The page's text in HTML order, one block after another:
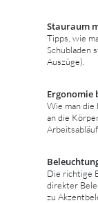
Stauraum
Tipps, wie
Schubladen
Auszüge).
Ergonomie
Wie man die
an die
Die richtige
direkter
zu